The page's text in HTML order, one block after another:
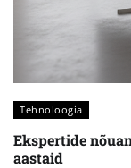
Tehnoloogia
Ekspertide
aastaid